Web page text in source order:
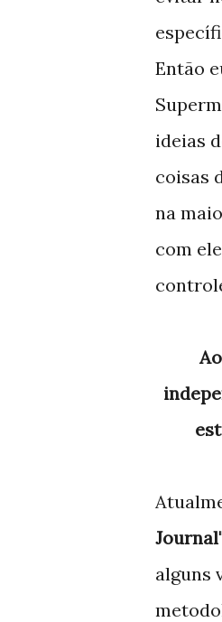
Então
ideias
coisas
na
com
Ao longo dos anos eu tenho chegado cada vez mais a conclusão que,
alguns